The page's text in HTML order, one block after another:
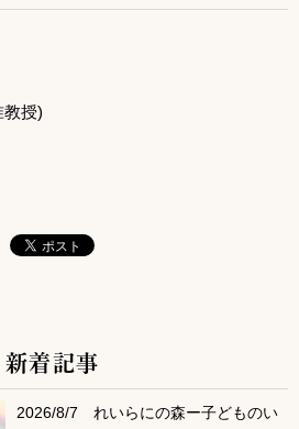
教授)
新着記事
2026/8/7 れいらにの森ー子どものい